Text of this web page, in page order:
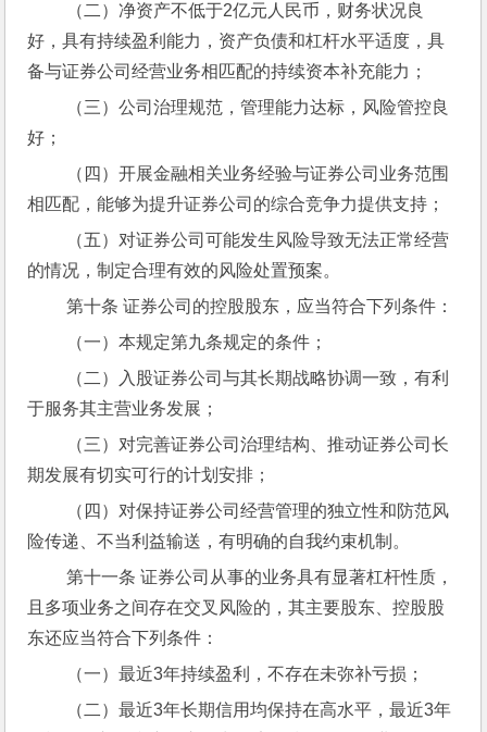
好，具有持续盈利能力，资产负债和杠杆水平适度，具
备与证券公司经营业务相匹配的持续资本补充能力；
好；
相匹配，能够为提升证券公司的综合竞争力提供支持；
的情况，制定合理有效的风险处置预案。
第十条 证券公司的控股股东，应当符合下列条件：
（一）本规定第九条规定的条件；
于服务其主营业务发展；
期发展有切实可行的计划安排；
险传递、不当利益输送，有明确的自我约束机制。
第十一条 证券公司从事的业务具有显著杠杆性质，
且多项业务之间存在交叉风险的，其主要股东、控股股
东还应当符合下列条件：
（一）最近3年持续盈利，不存在未弥补亏损；